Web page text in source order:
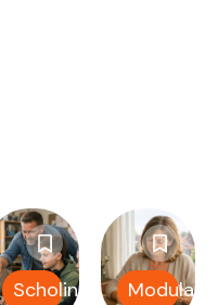
Scholing Modulair